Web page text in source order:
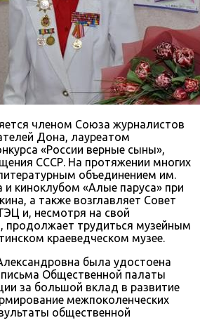
членом Союза журналистов
Дона, лауреатом
«России верные сыны»,
СССР. На протяжении многих
объединением им.
и киноклубом «Алые паруса» при
а также возглавляет Совет
и, несмотря на свой
продолжает трудиться музейным
краеведческом музее.
была удостоена
Общественной палаты
за большой вклад в развитие
межпоколенческих
общественной